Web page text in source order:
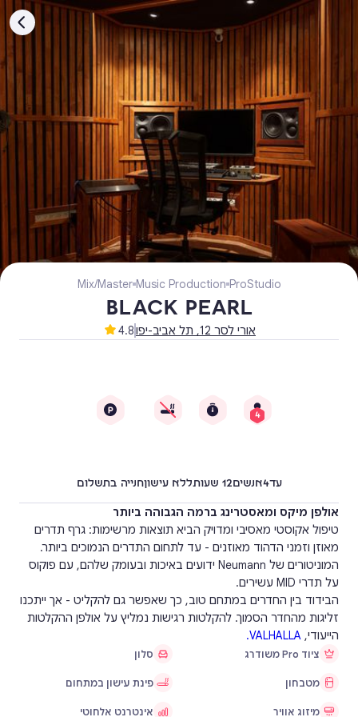
Studio
Pro
Music Production
Mix/Master
BLACK PEARL
אורי לסר 12, תל אביב-יפו 4.8
4
עד4אנשים12 שעות ללא עישוןחנייה בתשלום
אולפן מיקס ומאסטרינג ברמה הגבוהה ביותר
טיפול אקוסטי מאסיבי ומדויק הביא תוצאות מרשימות: גרף תדרים
מאוזן וזמני הדהוד מאוזנים - עד לתחום התדרים הנמוכים ביותר.
המוניטורים של Neumann ידועים באיכות ובעומק שלהם, עם פוקוס
על תדרי MID עשירים.
הבידוד בין החדרים במתחם טוב, כך שאפשר גם להקליט - אך ייתכנו
זליגות מהחדר הסמוך. להקלטות רגישות נמליץ על אולפן ההקלטות
הייעודי, VALHALLA.
ציוד Pro משודרג סלון
מטבחון פינת עישון במתחום
מיזוג אוויר אינטרנט אלחוטי